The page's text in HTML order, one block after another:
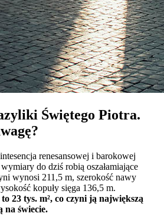
Świętego Piotra.
renesansowej i barokowej
do dziś robią oszałamiające
wynosi 211,5 m, szerokość nawy
kopuły sięga 136,5 m.
23 tys. m², co czyni ją największą
na świecie.